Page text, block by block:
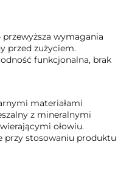
przewyższa wymagania
przed zużyciem.
funkcjonalna, brak
materiałami
z mineralnymi
ołowiu.
przy stosowaniu produktu